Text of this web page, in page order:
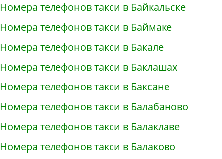
Номера телефонов такси в Байкальске
Номера телефонов такси в Баймаке
Номера телефонов такси в Бакале
Номера телефонов такси в Баклашах
Номера телефонов такси в Баксане
Номера телефонов такси в Балабаново
Номера телефонов такси в Балаклаве
Номера телефонов такси в Балаково